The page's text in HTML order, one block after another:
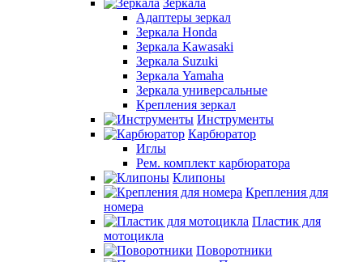
Зеркала
Адаптеры зеркал
Зеркала Honda
Зеркала Kawasaki
Зеркала Suzuki
Зеркала Yamaha
Зеркала универсальные
Крепления зеркал
Инструменты
Карбюратор
Иглы
Рем. комплект карбюратора
Клипоны
Крепления для
номера
Пластик для
мотоцикла
Поворотники